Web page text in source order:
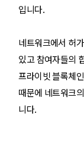
입니다.
네트워크에서 허
있고 참여자들의
프라이빗 블록체
때문에 네트워크
니다.